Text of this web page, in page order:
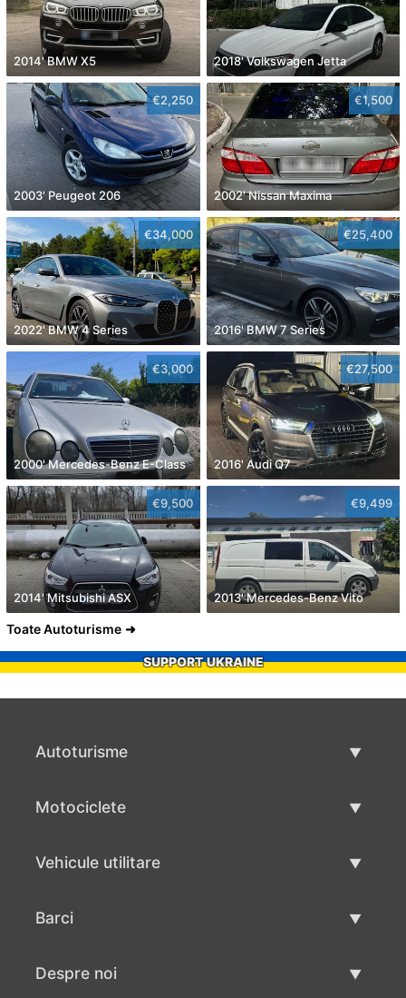
2014' BMW X5 2018' Volkswagen Jetta
€2,250
2003' Peugeot 206
€1,500
2002' Nissan Maxima
€34,000
2022' BMW 4 Series
€25,400
2016' BMW 7 Series
€3,000
2000' Mercedes-Benz E-Class
€27,500
2016' Audi Q7
€9,500
2014' Mitsubishi ASX
€9,499
2013' Mercedes-Benz Vito
Toate Autoturisme
SUPPORT UKRAINE
Autoturisme
Motociclete
Vehicule utilitare
Barci
Despre noi